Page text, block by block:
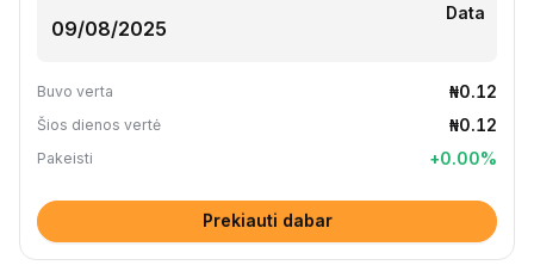
Data
Buvo verta ₦0.12
Šios dienos vertė ₦0.12
Pakeisti +0.00%
Prekiauti dabar